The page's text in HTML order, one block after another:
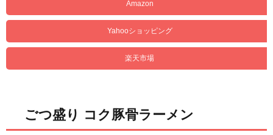
Amazon
Yahooショッピング
楽天市場
ごつ盛り コク豚骨ラーメン